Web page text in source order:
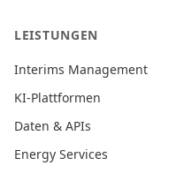
LEISTUNGEN
Interims Management
KI-Plattformen
Daten & APIs
Energy Services